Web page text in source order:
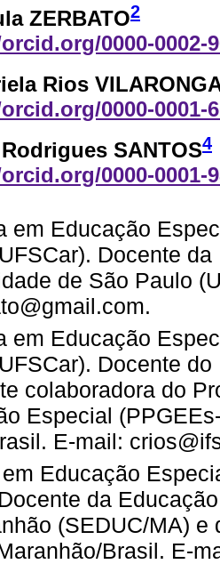
ZERBATO2
0000-0002-
Rios
0000-0001-
SANTOS4
0000-0001-
em Educação
Docente
de São Paulo
em Educação
Docente
colaboradora do
Especial
E-mail:
Educação
da
(SEDUC/MA)
Brasil. E-